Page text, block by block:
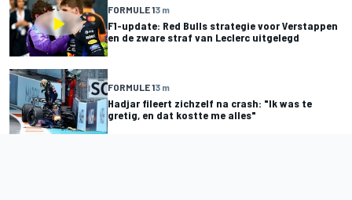
FORMULE 13 m
F1-update: Red Bulls strategie voor Verstappen
en de zware straf van Leclerc uitgelegd
FORMULE 13 m
Hadjar fileert zichzelf na crash: "Ik was te
gretig, en dat kostte me alles"